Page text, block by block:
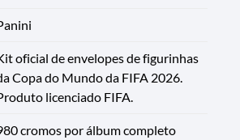
oficial de envelopes de figurinhas
Copa do Mundo da FIFA 2026.
licenciado FIFA.
cromos por álbum completo